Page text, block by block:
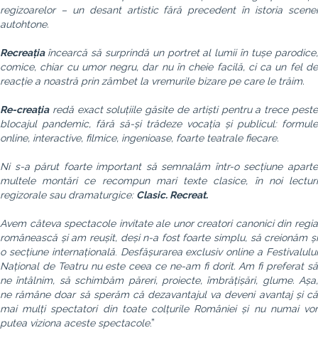
regizoarelor – un desant artistic fără precedent în istoria scenei
autohtone.
Recreația încearcă să surprindă un portret al lumii în tușe parodice,
comice, chiar cu umor negru, dar nu în cheie facilă, ci ca un fel de
reacție a noastră prin zâmbet la vremurile bizare pe care le trăim.
Re-creațiaredă exact soluțiile găsite de artiști pentru a trece peste
blocajul pandemic, fără să-și trădeze vocația și publicul: formule
online, interactive, filmice, ingenioase, foarte teatrale fiecare.
Ni s-a părut foarte important să semnalăm într-o secțiune aparte
multele montări ce recompun mari texte clasice, în noi lecturi
regizorale sau dramaturgice: Clasic. Recreat.
Avem câteva spectacole invitate ale unor creatori canonici din regia
românească și am reușit, deși n-a fost foarte simplu, să creionăm și
o secțiune internațională. Desfășurarea exclusiv online a Festivalului
Național de Teatru nu este ceea ce ne-am fi dorit. Am fi preferat să
ne întâlnim, să schimbăm păreri, proiecte, îmbrățișări, glume. Așa,
ne rămâne doar să sperăm că dezavantajul va deveni avantaj și că
mai mulți spectatori din toate colțurile României și nu numai vor
putea viziona aceste spectacole.”